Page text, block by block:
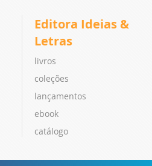
Editora Ideias &
Letras
livros
coleções
lançamentos
ebook
catálogo